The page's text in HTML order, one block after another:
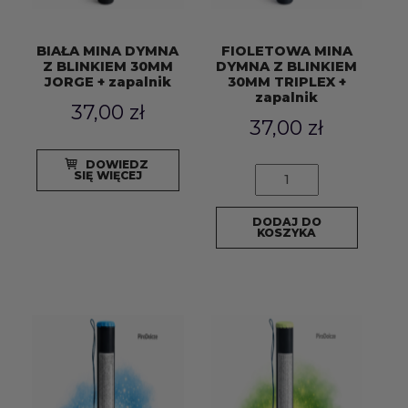
BIAŁA MINA DYMNA
Z BLINKIEM 30MM
JORGE + zapalnik
37,00 zł
DOWIEDZ
SIĘ WIĘCEJ
FIOLETOWA MINA
DYMNA Z BLINKIEM
30MM TRIPLEX +
zapalnik
37,00 zł
ilość
FIOLETOWA
MINA
DYMNA
Z
zapalnik
DODAJ DO
KOSZYKA